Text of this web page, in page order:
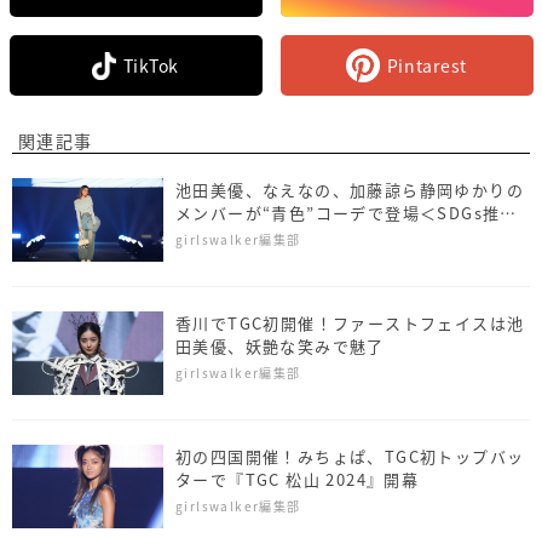
TikTok Pintarest
関連記事
池田美優、なえなの、加藤諒ら静岡ゆかりの
メンバーが“青色”コーデで登場＜SDGs推進
TGC しずおか 2026＞
girlswalker編集部
香川でTGC初開催！ファーストフェイスは池
田美優、妖艶な笑みで魅了
girlswalker編集部
初の四国開催！みちょぱ、TGC初トップバッ
ターで『TGC 松山 2024』開幕
girlswalker編集部